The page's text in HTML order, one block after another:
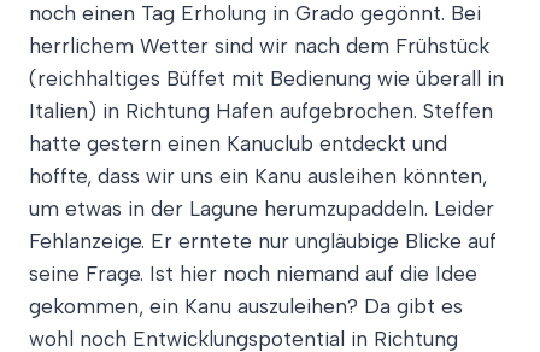
noch einen Tag Erholung in Grado gegönnt. Bei
herrlichem Wetter sind wir nach dem Frühstück
(reichhaltiges Büffet mit Bedienung wie überall in
Italien) in Richtung Hafen aufgebrochen. Steffen
hatte gestern einen Kanuclub entdeckt und
hoffte, dass wir uns ein Kanu ausleihen könnten,
um etwas in der Lagune herumzupaddeln. Leider
Fehlanzeige. Er erntete nur ungläubige Blicke auf
seine Frage. Ist hier noch niemand auf die Idee
gekommen, ein Kanu auszuleihen? Da gibt es
wohl noch Entwicklungspotential in Richtung